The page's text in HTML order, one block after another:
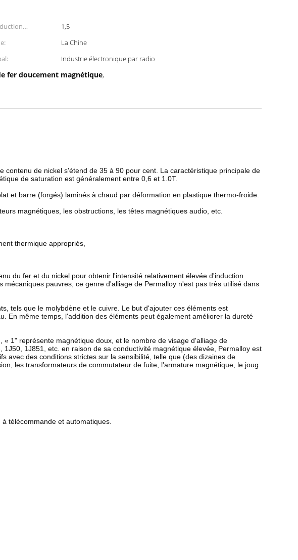
saturation BS
1,5
La Chine
Industrie électronique par radio
fer doucement magnétique,
de nickel s'étend de 35 à 90 pour cent. La caractéristique principale de
de saturation est généralement entre 0,6 et 1.0T.
et barre (forgés) laminés à chaud par déformation en plastique thermo-froide.
magnétiques, les obstructions, les têtes magnétiques audio, etc.
thermique appropriés,
du fer et du nickel pour obtenir l'intensité relativement élevée d'induction
pauvres, ce genre d'alliage de Permalloy n'est pas très utilisé dans
tels que le molybdène et le cuivre. Le but d'ajouter ces éléments est
En même temps, l'addition des éléments peut également améliorer la dureté
1" représente magnétique doux, et le nombre de visage d'alliage de
1J851, etc. en raison de sa conductivité magnétique élevée, Permalloy est
avec des conditions strictes sur la sensibilité, telle que (des dizaines de
les transformateurs de commutateur de fuite, l'armature magnétique, le joug
télécommande et automatiques.